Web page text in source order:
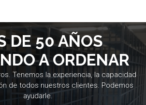
DE 50 AÑOS
A ORDENAR
Tenemos la experiencia, la capacidad
de todos nuestros clientes. Podemos
ayudarle.